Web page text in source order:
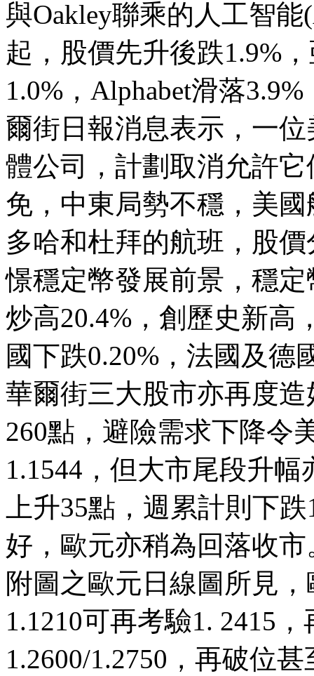
與Oakley聯乘的人工智能
起，股價先升後跌1.9%
1.0% ， Alphabet滑落3.9%
爾街日報消息表示，一
體公司，計劃取消允許
免 ，中東局勢不穩，美
多哈和杜拜的航班，股
憬穩定幣發展前景，穩
炒高20.4% ，創歷史新高
國下跌0.20% ，法國 及德
華爾街三大股市亦再度
260點， 避險需求下降令
1.1544 ， 但大市尾段升幅
上升35點， 週 累計則下跌
好 ， 歐元亦稍為回落收市
附圖之歐元日線圖所見
1.1210可再考驗1. 2415
1.2600/1.2750 ，再破位